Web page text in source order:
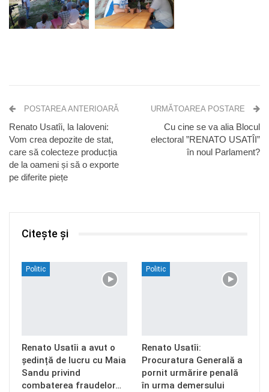
POSTAREA ANTERIOARĂ
Renato Usatîi, la Ialoveni:
Vom crea depozite de stat,
care să colecteze producția
de la oameni și să o exporte
pe diferite piețe
URMĂTOAREA POSTARE
Cu cine se va alia Blocul
electoral ”RENATO USATÎI”
în noul Parlament?
Citește și
Politic
Renato Usatîi a avut o
ședință de lucru cu Maia
Sandu privind
combaterea fraudelor…
Politic
Renato Usatîi:
Procuratura Generală a
pornit urmărire penală
în urma demersului